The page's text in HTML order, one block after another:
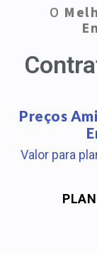
O
Preços
Valor para